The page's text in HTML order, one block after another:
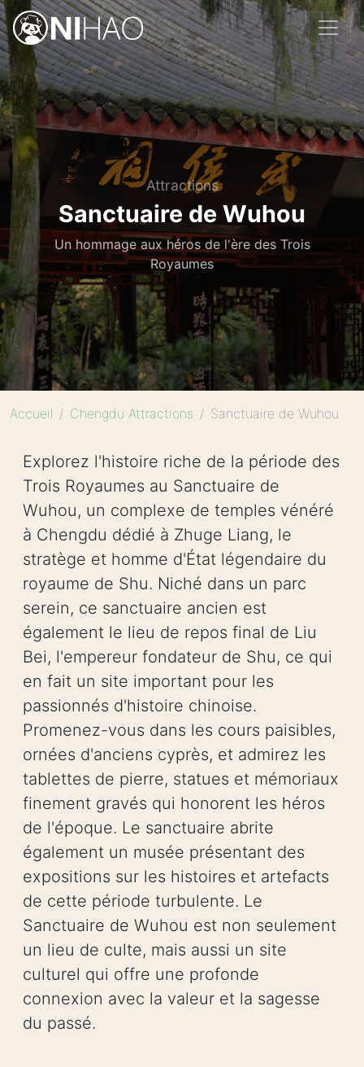
Attractions
Sanctuaire de Wuhou
Un hommage aux héros de l'ère des Trois
Royaumes
Accueil Chengdu Attractions Sanctuaire de Wuhou
Explorez l'histoire riche de la période des
Trois Royaumes au Sanctuaire de
Wuhou, un complexe de temples vénéré
à Chengdu dédié à Zhuge Liang, le
stratège et homme d'État légendaire du
royaume de Shu. Niché dans un parc
serein, ce sanctuaire ancien est
également le lieu de repos final de Liu
Bei, l'empereur fondateur de Shu, ce qui
en fait un site important pour les
passionnés d'histoire chinoise.
Promenez-vous dans les cours paisibles,
ornées d'anciens cyprès, et admirez les
tablettes de pierre, statues et mémoriaux
finement gravés qui honorent les héros
de l'époque. Le sanctuaire abrite
également un musée présentant des
expositions sur les histoires et artefacts
de cette période turbulente. Le
Sanctuaire de Wuhou est non seulement
un lieu de culte, mais aussi un site
culturel qui offre une profonde
connexion avec la valeur et la sagesse
du passé.